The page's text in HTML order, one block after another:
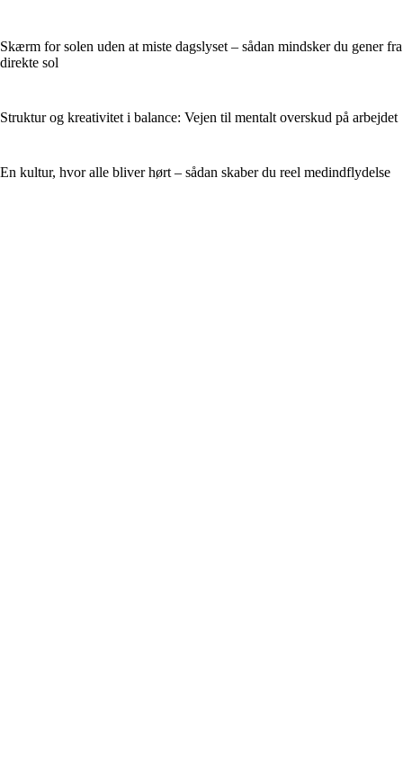
Skærm for solen uden at miste dagslyset – sådan mindsker du gener fra
direkte sol
Struktur og kreativitet i balance: Vejen til mentalt overskud på arbejdet
En kultur, hvor alle bliver hørt – sådan skaber du reel medindflydelse